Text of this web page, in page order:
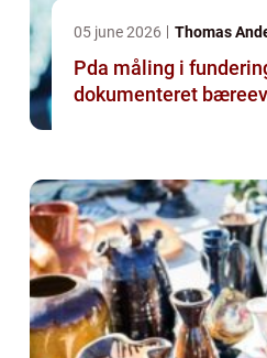
05 june 2026 Thomas
Pda måling i
dokumenteret